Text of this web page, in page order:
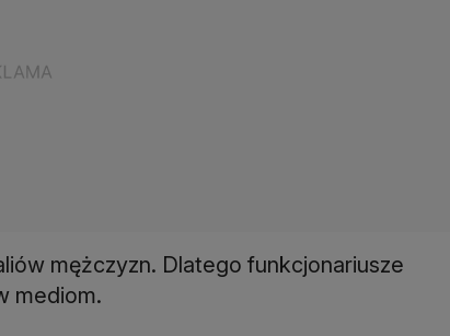
mężczyzn. Dlatego funkcjonariusze
mediom.